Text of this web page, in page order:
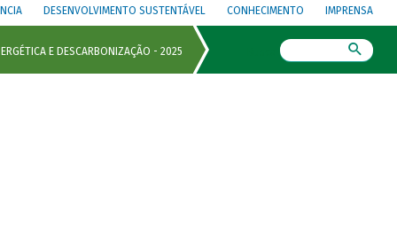
DESENVOLVIMENTO SUSTENTÁVEL CONHECIMENTO IMPRENSA